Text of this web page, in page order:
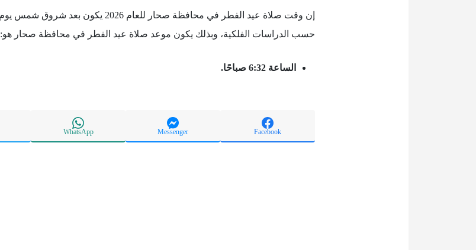
حسب الدراسات الفلكية، وبذلك يكون موعد صلاة عيد الفطر في محافظة صحار هو:
الساعة 6:32 صباحًا.
Facebook
Messenger
WhatsApp